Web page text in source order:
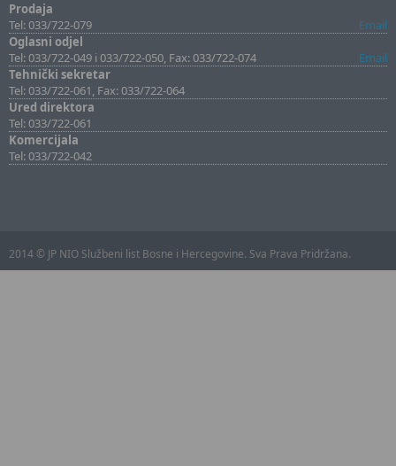
Prodaja
Tel: 033/722-079
Email
Oglasni odjel
Tel: 033/722-049 i 033/722-050, Fax: 033/722-074
Email
Tehnički sekretar
Tel: 033/722-061, Fax: 033/722-064
Ured direktora
Tel: 033/722-061
Komercijala
Tel: 033/722-042
2014 © JP NIO Službeni list Bosne i Hercegovine. Sva Prava Pridržana.